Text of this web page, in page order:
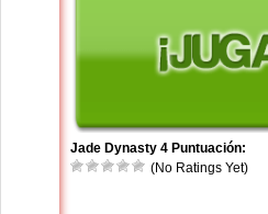
Jade Dynasty 4 Puntuación:
(No Ratings Yet)